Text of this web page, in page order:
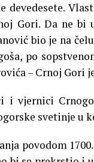
devedesete.
Gori. Da ne
bio je na
po
– Crnoj Gori
i vjernici
svetinje u
povodom